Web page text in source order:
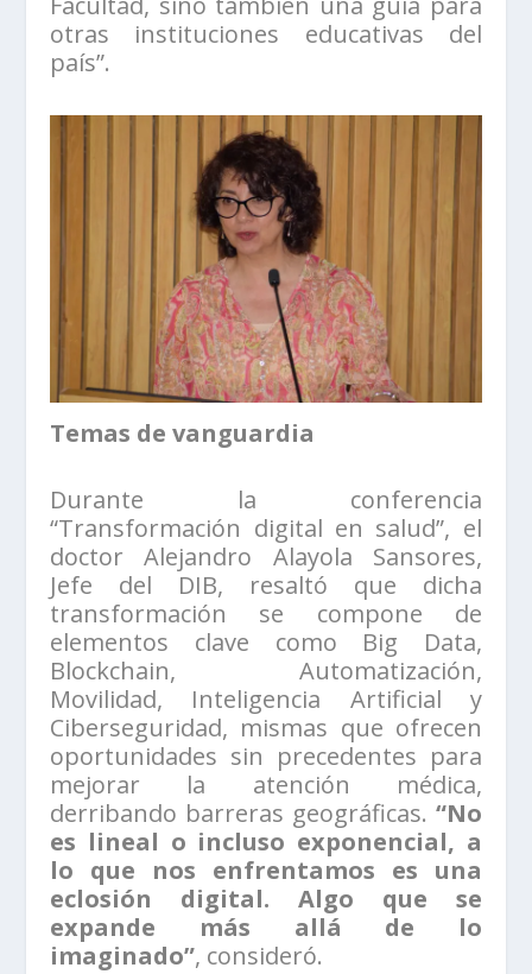
otras instituciones educativas del
país”.
Temas de vanguardia
Durante la conferencia
“Transformación digital en salud”, el
doctor Alejandro Alayola Sansores,
Jefe del DIB, resaltó que dicha
transformación se compone de
elementos clave como Big Data,
Blockchain, Automatización,
Movilidad, Inteligencia Artificial y
Ciberseguridad, mismas que ofrecen
oportunidades sin precedentes para
mejorar la atención médica,
derribando barreras geográficas. “No
es lineal o incluso exponencial, a
lo que nos enfrentamos es una
eclosión digital. Algo que se
expande más allá de lo
imaginado”, consideró.